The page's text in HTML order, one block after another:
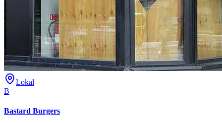
Lokal
B
Bastard Burgers